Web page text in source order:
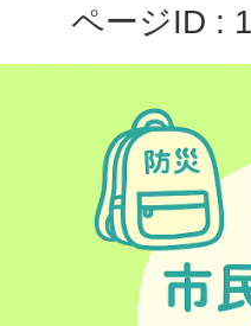
ページID :